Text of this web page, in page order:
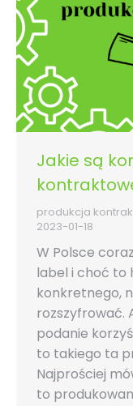
Jakie są
produkcja
2023-01-18
W Polsce
label i choć to
konkretnego,
rozszyfrować.
podanie
to takiego ta
Najprościej
to